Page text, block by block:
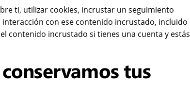
ti, utilizar cookies, incrustar un seguimiento
con ese contenido incrustado, incluido
contenido incrustado si tienes una cuenta y estás
tus